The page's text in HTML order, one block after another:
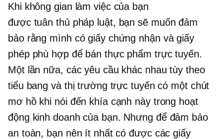
Khi không gian làm việc của bạn
được tuân thủ pháp luật, bạn sẽ muốn đảm
bảo rằng mình có giấy chứng nhận và giấy
phép phù hợp để bán thực phẩm trực tuyến.
Một lần nữa, các yêu cầu khác nhau tùy theo
tiểu bang và thị trường trực tuyến có một chút
mơ hồ khi nói đến khía cạnh này trong hoạt
động kinh doanh của bạn. Nhưng để đảm bảo
an toàn, bạn nên ít nhất có được các giấy